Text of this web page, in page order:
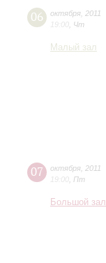
06 октября 2011
19:00 Чт
Малый зал
07 октября 2011
19:00 Пт
Большой зал